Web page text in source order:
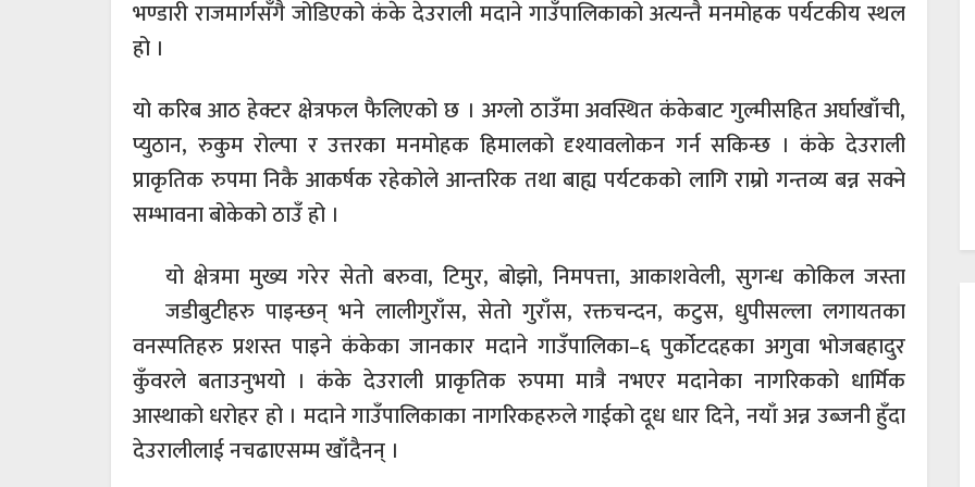
भण्डारी राजमार्गसँगै जोडिएको कंके देउराली मदाने गाउँपालिकाको अत्यन्तै मनमोहक पर्यटकीय स्थल
हो ।
यो करिब आठ हेक्टर क्षेत्रफल फैलिएको छ । अग्लो ठाउँमा अवस्थित कंकेबाट गुल्मीसहित अर्घाखाँची,
प्युठान, रुकुम रोल्पा र उत्तरका मनमोहक हिमालको दृश्यावलोकन गर्न सकिन्छ । कंके देउराली
प्राकृतिक रुपमा निकै आकर्षक रहेकोले आन्तरिक तथा बाह्य पर्यटकको लागि राम्रो गन्तव्य बन्न सक्ने
सम्भावना बोकेको ठाउँ हो ।
यो क्षेत्रमा मुख्य गरेर सेतो बरुवा, टिमुर, बोझो, निमपत्ता, आकाशवेली, सुगन्ध कोकिल जस्ता
जडीबुटीहरु पाइन्छन् भने लालीगुराँस, सेतो गुराँस, रक्तचन्दन, कटुस, धुपीसल्ला लगायतका
वनस्पतिहरु प्रशस्त पाइने कंकेका जानकार मदाने गाउँपालिका–६ पुर्कोटदहका अगुवा भोजबहादुर
कुँवरले बताउनुभयो । कंके देउराली प्राकृतिक रुपमा मात्रै नभएर मदानेका नागरिकको धार्मिक
आस्थाको धरोहर हो । मदाने गाउँपालिकाका नागरिकहरुले गाईको दूध धार दिने, नयाँ अन्न उब्जनी हुँदा
देउरालीलाई नचढाएसम्म खाँदैनन् ।